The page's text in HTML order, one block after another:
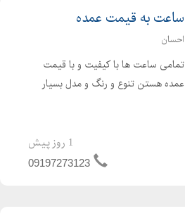
ساعت به قیمت عمده
احسان
تمامی ساعت ها با کیفیت و با قیمت
عمده هستن تنوع و رنگ و مدل بسیار
قیمت هارو عمده گذاشتم زود فروش بره
زنانه مردانه دیجیتال ست ...
1 روز پیش
09197273123